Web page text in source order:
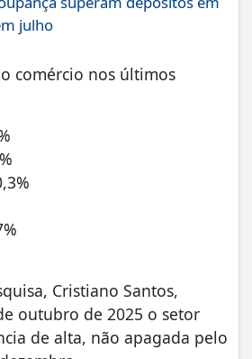
julho
comércio nos últimos
Cristiano Santos,
outubro de 2025 o setor
de alta, não apagada pelo